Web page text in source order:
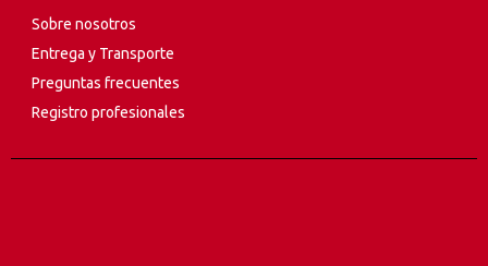
Sobre nosotros
Entrega y Transporte
Preguntas frecuentes
Registro profesionales